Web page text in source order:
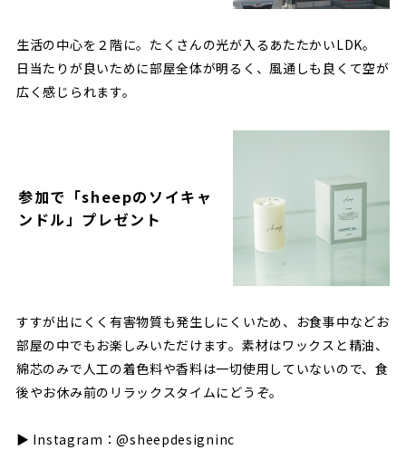
生活の中心を２階に。たくさんの光が入るあたたかいLDK。
日当たりが良いために部屋全体が明るく、風通しも良くて空が
広く感じられます。
参加で「sheepのソイキャ
ンドル」プレゼント
すすが出にくく有害物質も発生しにくいため、お食事中などお
部屋の中でもお楽しみいただけます。素材はワックスと精油、
綿芯のみで人工の着色料や香料は一切使用していないので、食
後やお休み前のリラックスタイムにどうぞ。
▶︎ Instagram：@sheepdesigninc